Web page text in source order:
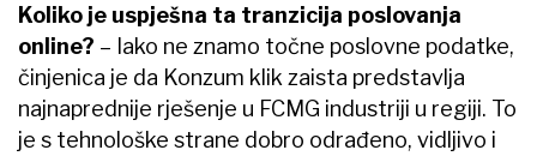
Koliko je uspješna ta tranzicija poslovanja
online? – Iako ne znamo točne poslovne podatke,
činjenica je da Konzum klik zaista predstavlja
najnaprednije rješenje u FCMG industriji u regiji. To
je s tehnološke strane dobro odrađeno, vidljivo i